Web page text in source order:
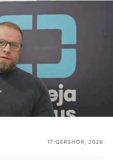
17 QERSHOR, 2026